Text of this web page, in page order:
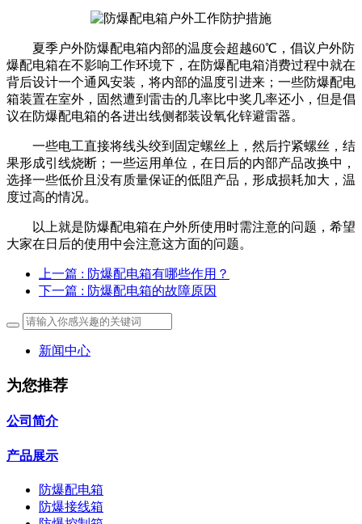
夏季户外防爆配电箱内部的温度会超越60℃，倡议户外防
爆配电箱在不影响工作环境下，在防爆配电箱消费过程中就在
背后设计一个通风安装，将内部的温度引进来；一些防爆配电
箱装置在室外，固然遭到雷击的几率比中奖几率还小，但是倡
议在防爆配电箱的各进出线侧都装设氧化锌避雷器。
一些电工直接将线头绞到固定螺丝上，然后拧紧螺丝，结
果形成引线烧断；一些运用单位，在日后的内部产品改换中，
选择一些低价且没有质量保证的低阻产品，形成损耗加大，温
度过高的情况。
以上就是防爆配电箱在户外所使用时需注意的问题，希望
大家在日后的使用中会注意这方面的问题。
上一篇 : 防爆配电箱有哪些作用？
下一篇 : 防爆配电箱的故障原因
新闻中心
为您推荐
公司简介
产品展示
防爆配电箱
防爆接线箱